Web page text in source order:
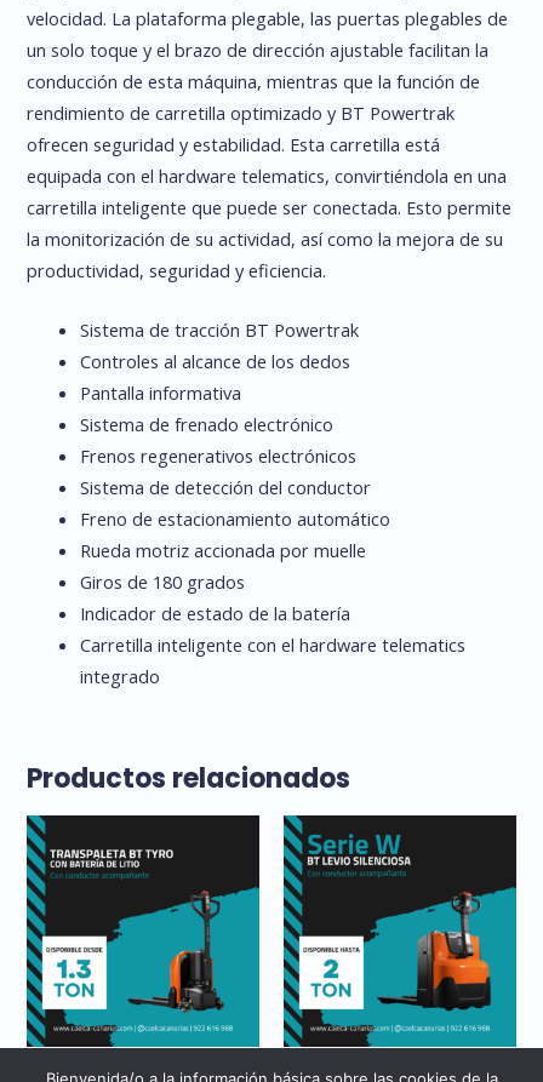
velocidad. La plataforma plegable, las puertas plegables de
un solo toque y el brazo de dirección ajustable facilitan la
conducción de esta máquina, mientras que la función de
rendimiento de carretilla optimizado y BT Powertrak
ofrecen seguridad y estabilidad. Esta carretilla está
equipada con el hardware telematics, convirtiéndola en una
carretilla inteligente que puede ser conectada. Esto permite
la monitorización de su actividad, así como la mejora de su
productividad, seguridad y eficiencia.
Sistema de tracción BT Powertrak
Controles al alcance de los dedos
Pantalla informativa
Sistema de frenado electrónico
Frenos regenerativos electrónicos
Sistema de detección del conductor
Freno de estacionamiento automático
Rueda motriz accionada por muelle
Giros de 180 grados
Indicador de estado de la batería
Carretilla inteligente con el hardware telematics
integrado
Productos relacionados
Alquiler Alquiler